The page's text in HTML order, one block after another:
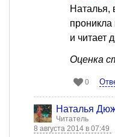
Наталья,
проникла
и читает
Оценка
0
Наталья
Читатель
8 августа 2014 в 07:49